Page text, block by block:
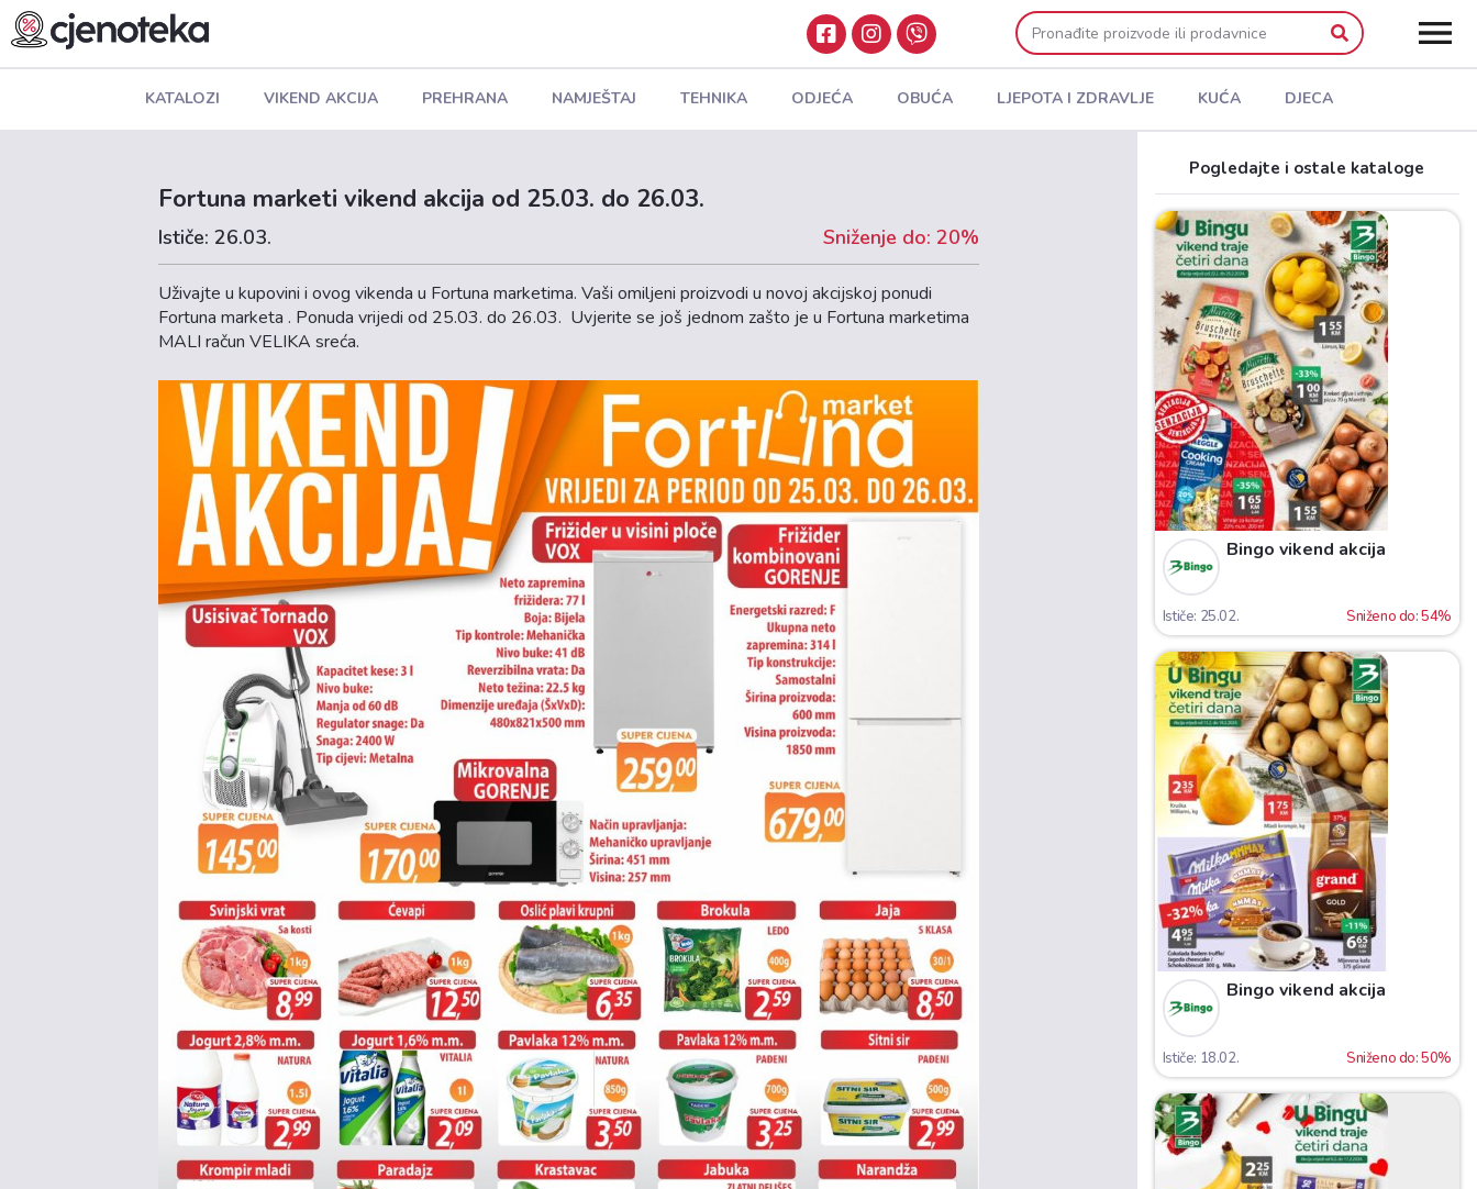
KATALOZI VIKEND AKCIJA PREHRANA NAMJEŠTAJ TEHNIKA ODJEĆA OBUĆA LJEPOTA I ZDRAVLJE KUĆA DJECA
Fortuna marketi vikend akcija od 25.03. do 26.03.
Ističe: 26.03. Sniženje do: 20%
Uživajte u kupovini i ovog vikenda u Fortuna marketima. Vaši omiljeni proizvodi u novoj akcijskoj ponudi
Fortuna marketa . Ponuda vrijedi od 25.03. do 26.03. Uvjerite se još jednom zašto je u Fortuna marketima
MALI račun VELIKA sreća.
Pogledajte i ostale kataloge
Bingo vikend akcija
Ističe: 25.02. Sniženo do: 54%
Bingo vikend akcija
Ističe: 18.02. Sniženo do: 50%